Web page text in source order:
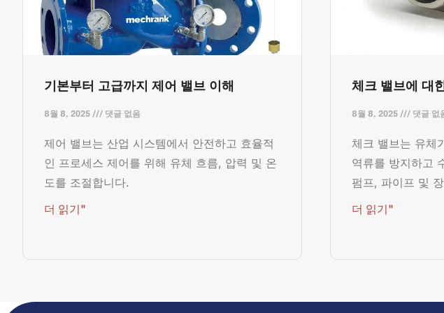
기본부터 고급까지 제어 밸브 이해
8월 8, 2025 댓글 없음
제어 밸브는 산업 시스템에서 안전하고 효율적
인 프로세스 제어를 위해 유체 흐름, 압력 및 온
도를 조절합니다.
더 읽기"
체크 밸브에 대
8월 8, 2025 댓글 없
체크 밸브는 유체
역류를 방지하고
펌프, 파이프 및
더 읽기"